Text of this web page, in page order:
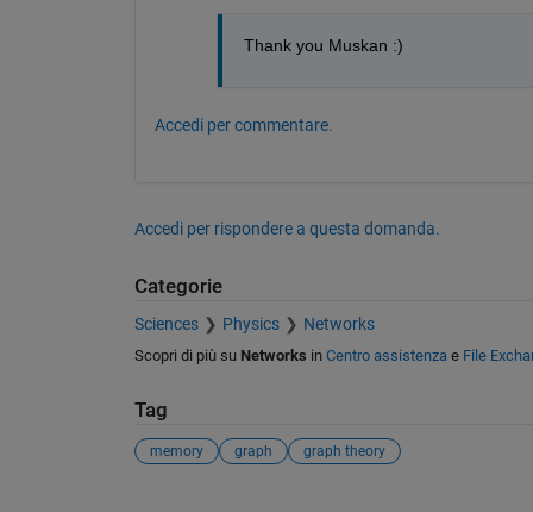
Thank you Muskan :)
Accedi per commentare.
Accedi per rispondere a questa domanda.
Categorie
Sciences Physics Networks
Scopri di più su Networks in Centro assistenzae File
Tag
memory graph graph theory